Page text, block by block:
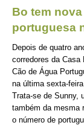
Bo tem
portuguesa
Depois de quatro
corredores da
Cão de Água
na última sexta-
Trata-se de Sunny,
também da mesma
o número de